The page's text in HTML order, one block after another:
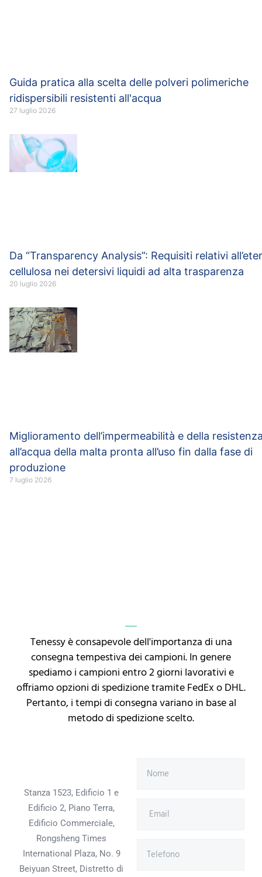
Guida pratica alla scelta delle polveri polimeriche
ridispersibili resistenti all'acqua
27 luglio 2026
Da “Transparency Analysis”: Requisiti relativi
cellulosa nei detersivi liquidi ad alta trasparenza
20 luglio 2026
Miglioramento dell’impermeabilità e della
all’acqua della malta pronta all’uso fin dalla fase di
produzione
7 luglio 2026
Tenessy è consapevole dell'importanza di una
consegna tempestiva dei campioni. In genere
spediamo i campioni entro 2 giorni lavorativi e
offriamo opzioni di spedizione tramite FedEx o DHL.
Pertanto, i tempi di consegna variano in base al
metodo di spedizione scelto.
Stanza 1523, Edificio 1 e
Edificio 2, Piano Terra,
Edificio Commerciale,
Rongsheng Times
International Plaza, No. 9
Beiyuan Street, Distretto di